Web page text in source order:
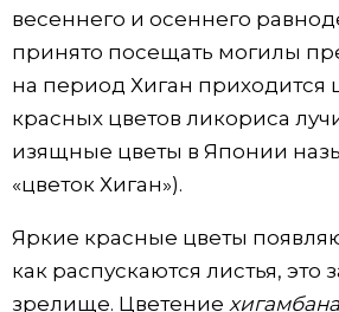
Токио
От редакции
весеннего и осеннего
принято посещать могилы
на период Хиган приходится
красных цветов ликориса
изящные цветы в Японии
«цветок Хиган»).
Яркие красные цветы
как распускаются листья,
зрелище. Цветение хигамбана